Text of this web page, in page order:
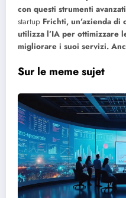
con questi strumenti
startup Frichti, un’azienda
utilizza l’IA per ottimizzare
migliorare i suoi servizi.
Sur le meme sujet